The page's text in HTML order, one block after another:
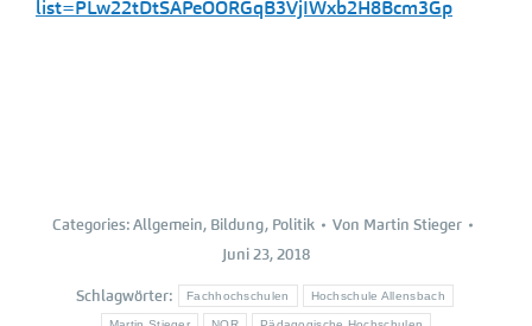
list=PLw22tDtSAPeOORGqB3VjIWxb2H8Bcm3Gp
Categories:Allgemein, Bildung, Politik Von Martin Stieger
Juni 23, 2018
Schlagwörter: Fachhochschulen Hochschule Allensbach